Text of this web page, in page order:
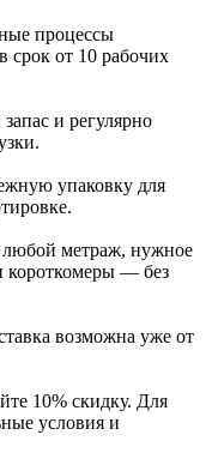
процессы
срок от 10 рабочих
и регулярно
упаковку для
метраж, нужное
короткомеры — без
возможна уже от
10% скидку. Для
условия и